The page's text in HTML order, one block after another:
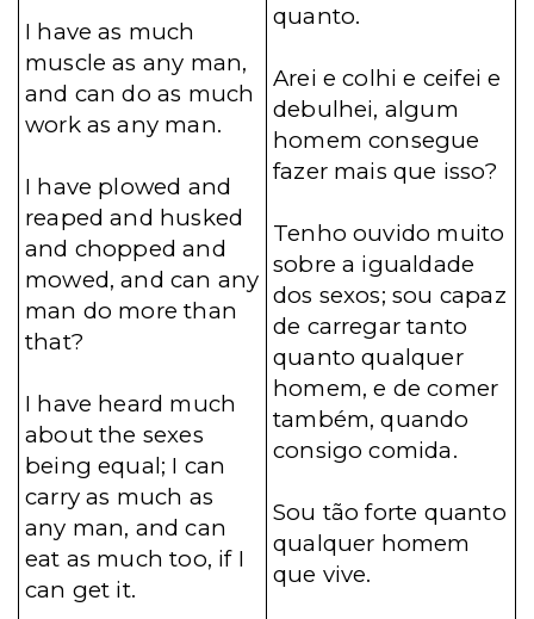
I have as much
muscle as any man,
and can do as much
work as any man.
I have plowed and
reaped and husked
and chopped and
mowed, and can any
man do more than
that?
I have heard much
about the sexes
being equal; I can
carry as much as
any man, and can
eat as much too, if I
can get it.
quanto.
Arei e colhi e ceifei e
debulhei, algum
homem consegue
fazer mais que isso?
Tenho ouvido muito
sobre a igualdade
dos sexos; sou capaz
de carregar tanto
quanto qualquer
homem, e de comer
também, quando
consigo comida.
Sou tão forte quanto
qualquer homem
que vive.